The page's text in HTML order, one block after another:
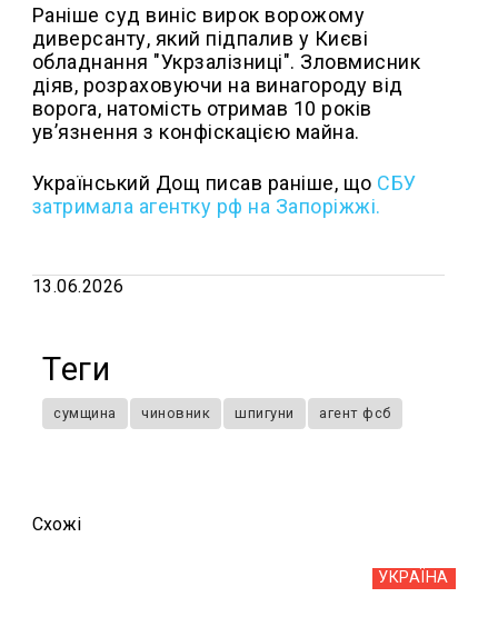
Раніше суд виніс вирок ворожому
диверсанту, який підпалив у Києві
обладнання "Укрзалізниці". Зловмисник
діяв, розраховуючи на винагороду від
ворога, натомість отримав 10 років
ув’язнення з конфіскацією майна.
Український Дощ писав раніше, що СБУ
затримала агентку рф на Запоріжжі.
13.06.2026
Теги
сумщина чиновник шпигуни агент фсб
Схожi
УКРАЇНА